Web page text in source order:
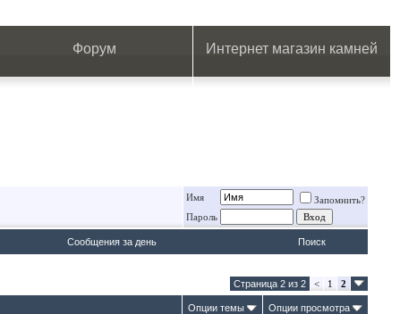
Форум Интернет магазин камней
Имя
Запомнить?
Пароль
Сообщения за день Поиск
Страница 2 из 2 < 1 2
Опции темы Опции просмотра